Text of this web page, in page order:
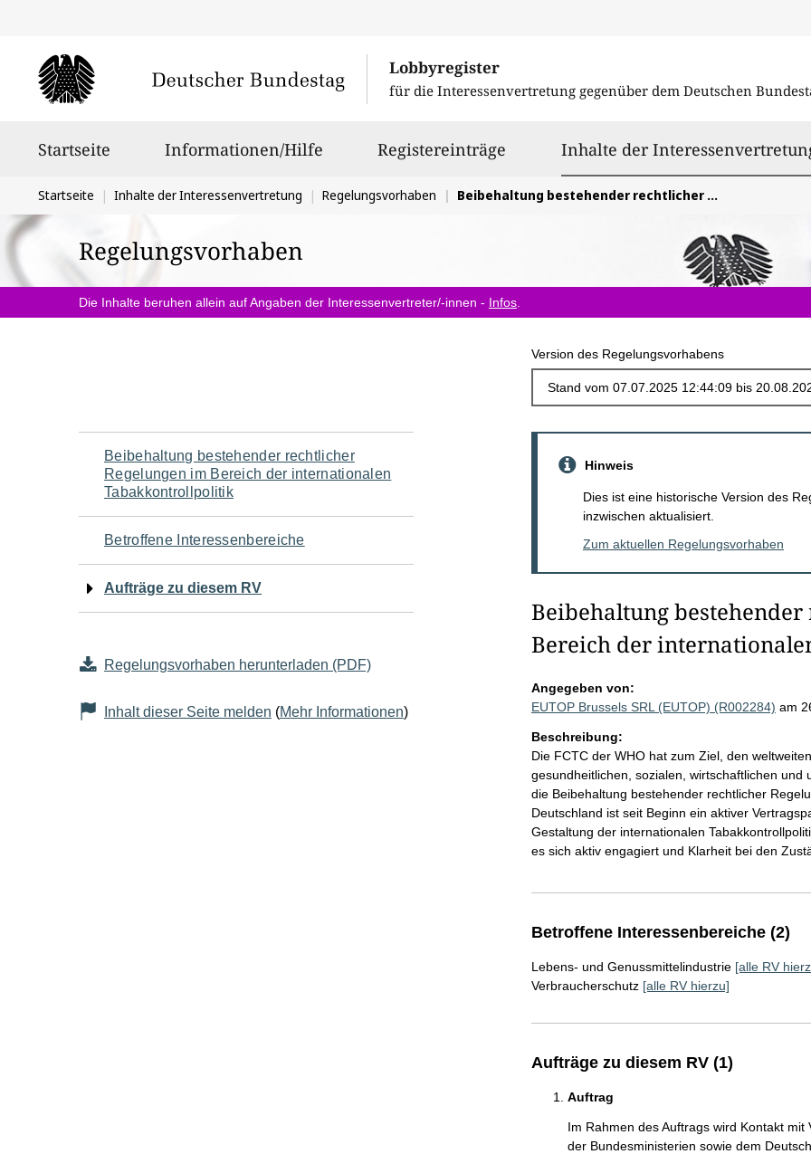
Lobbyregister
für die Interessenvertretung gegenüber dem Deutschen
Startseite Informationen/Hilfe Registereinträge Inhalte der
Sie
befinden
sich
hier:
Startseite Inhalte der Interessenvertretung Regelungsvorhaben Beibehaltung bestehender rechtlicher Regelungen im Bereich der internationalen Tabakkontrollpolitik
Regelungsvorhaben
Die Inhalte beruhen allein auf Angaben der Interessenvertreter/-innen - Infos
Version des Regelungsvorhabens
Navigation
für
den
Seiteninhalt
Beibehaltung bestehender rechtlicher
Regelungen im Bereich der internationalen
Tabakkontrollpolitik
Betroffene Interessenbereiche
Aufträge zu diesem RV
Regelungsvorhaben herunterladen (PDF)
Inhalt dieser Seite melden (Mehr Informationen)
Hinweis
Dies ist eine historische Version des
inzwischen aktualisiert.
Zum aktuellen Regelungsvorhaben
Beibehaltung
Bereich der
Angegeben von:
EUTOP Brussels SRL (EUTOP) (R002284) am
Beschreibung:
Die FCTC der WHO hat zum Ziel, den
gesundheitlichen, sozialen, wirtschaftlichen
die Beibehaltung bestehender rechtlicher
Deutschland ist seit Beginn ein aktiver
Gestaltung der internationalen
es sich aktiv engagiert und Klarheit bei den
Betroffene Interessenbereiche (2)
Lebens- und Genussmittelindustrie [alle RV
Verbraucherschutz [alle RV hierzu]
Aufträge zu diesem RV (1)
Auftrag
Im Rahmen des Auftrags wird Kontakt
der Bundesministerien sowie dem